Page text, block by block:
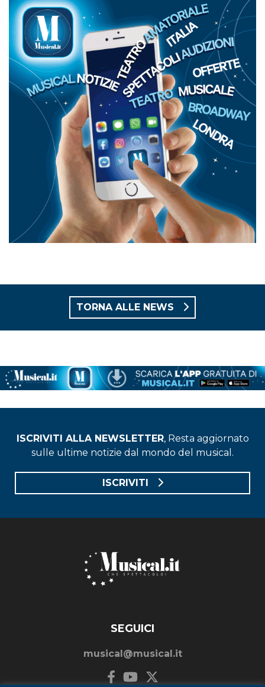
TORNA ALLE NEWS
ISCRIVITI ALLA NEWSLETTER, Resta aggiornato
sulle ultime notizie dal mondo del musical.
ISCRIVITI
SEGUICI
musical@musical.it